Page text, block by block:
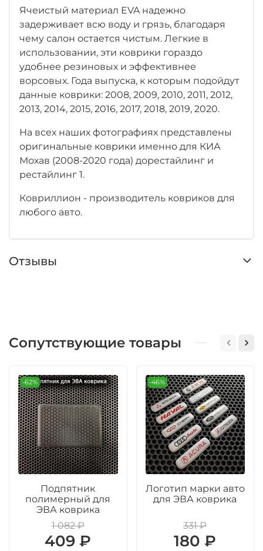
Ячеистый материал EVA надежно
задерживает всю воду и грязь, благодаря
чему салон остается чистым. Легкие в
использовании, эти коврики гораздо
удобнее резиновых и эффективнее
ворсовых. Года выпуска, к которым подойдут
данные коврики: 2008, 2009, 2010, 2011, 2012,
2013, 2014, 2015, 2016, 2017, 2018, 2019, 2020.
На всех наших фотографиях представлены
оригинальные коврики именно для КИА
Мохав (2008-2020 года) дорестайлинг и
рестайлинг 1.
Ковриллион - производитель ковриков для
любого авто.
Отзывы
Сопутствующие товары
-62%
Подпятник
полимерный для
ЭВА коврика
1 082 ₽
409 ₽
-46%
Логотип марки авто
для ЭВА коврика
331 ₽
180 ₽